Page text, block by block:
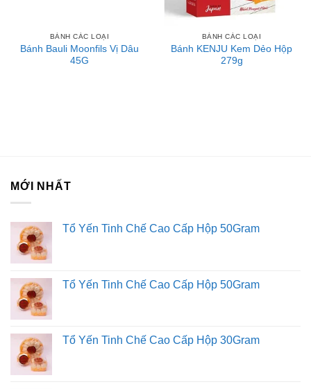
BÁNH CÁC LOẠI
Bánh Bauli Moonfils Vị Dâu
45G
BÁNH CÁC LOẠI
Bánh KENJU Kem Dẻo Hộp
279g
MỚI NHẤT
Tổ Yến Tinh Chế Cao Cấp Hộp 50Gram
Tổ Yến Tinh Chế Cao Cấp Hộp 50Gram
Tổ Yến Tinh Chế Cao Cấp Hộp 30Gram